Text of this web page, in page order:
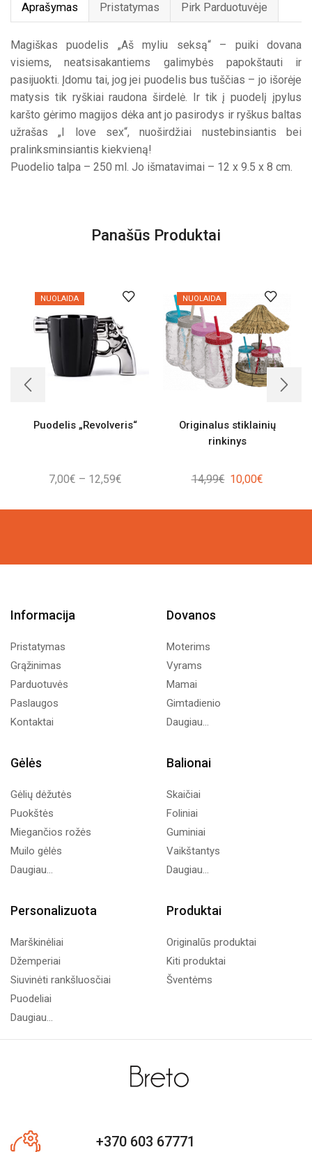
Aprašymas Pristatymas Pirk Parduotuvėje
Magiškas puodelis „Aš myliu seksą“ – puiki dovana
visiems, neatsisakantiems galimybės papokštauti ir
pasijuokti. Įdomu tai, jog jei puodelis bus tuščias – jo išorėje
matysis tik ryškiai raudona širdelė. Ir tik į puodelį įpylus
karšto gėrimo magijos dėka ant jo pasirodys ir ryškus baltas
užrašas „I love sex“, nuoširdžiai nustebinsiantis bei
pralinksminsiantis kiekvieną!
Puodelio talpa – 250 ml. Jo išmatavimai – 12 x 9.5 x 8 cm.
Panašūs Produktai
NUOLAIDA
Puodelis „Revolveris“
7,00€ – 12,59€Price
7,00€
NUOLAIDA
Originalus stiklainių
rinkinys
14,99€ Original
was:
10,00€Current
is:
Informacija
Pristatymas
Grąžinimas
Parduotuvės
Paslaugos
Kontaktai
Dovanos
Moterims
Vyrams
Mamai
Gimtadienio
Daugiau...
Gėlės
Gėlių dėžutės
Puokštės
Miegančios rožės
Muilo gėlės
Daugiau...
Balionai
Skaičiai
Foliniai
Guminiai
Vaikštantys
Daugiau...
Personalizuota
Marškinėliai
Džemperiai
Siuvinėti rankšluosčiai
Puodeliai
Daugiau...
Produktai
Originalūs produktai
Kiti produktai
Šventėms
+370 603 67771